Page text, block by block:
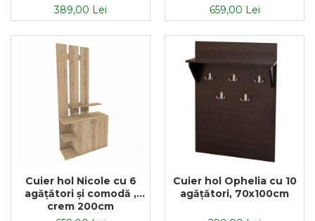
389,00 Lei
659,00 Lei
Cuier hol Nicole cu 6
agățători și comodă ,
crem 200cm
Cuier hol Ophelia cu 10
agățători, 70x100cm